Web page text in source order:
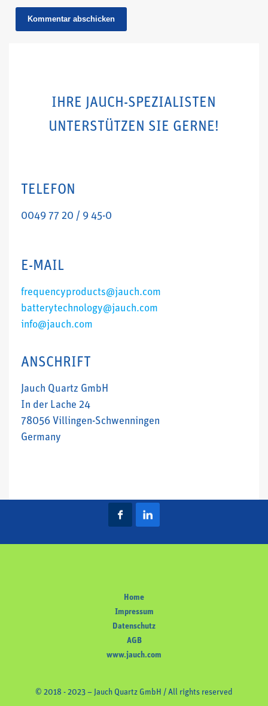
IHRE JAUCH-SPEZIALISTEN
UNTERSTÜTZEN SIE GERNE!
TELEFON
0049 77 20 / 9 45-0
E-MAIL
frequencyproducts@jauch.com
batterytechnology@jauch.com
info@jauch.com
ANSCHRIFT
Jauch Quartz GmbH
In der Lache 24
78056 Villingen-Schwenningen
Germany
Home
Impressum
Datenschutz
AGB
www.jauch.com
© 2018 - 2023 – Jauch Quartz GmbH / All rights reserved